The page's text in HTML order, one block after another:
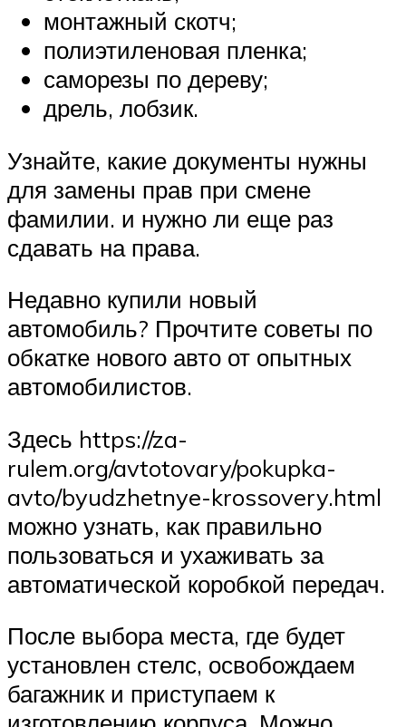
монтажный скотч;
полиэтиленовая пленка;
саморезы по дереву;
дрель, лобзик.
Узнайте, какие документы нужны
для замены прав при смене
фамилии. и нужно ли еще раз
сдавать на права.
Недавно купили новый
автомобиль? Прочтите советы по
обкатке нового авто от опытных
автомобилистов.
Здесь https://za-
rulem.org/avtotovary/pokupka-
avto/byudzhetnye-krossovery.html
можно узнать, как правильно
пользоваться и ухаживать за
автоматической коробкой передач.
После выбора места, где будет
установлен стелс, освобождаем
багажник и приступаем к